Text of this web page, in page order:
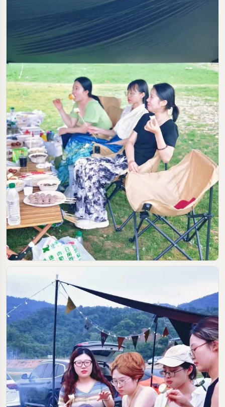
#河源 #露营